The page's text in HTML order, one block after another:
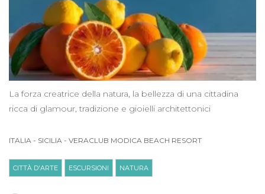
La forza creatrice della natura, la bellezza di una cittadina
ricca di glamour, tradizione e gioielli architettonici
ITALIA - SICILIA - VERACLUB MODICA BEACH RESORT
CITTÀ D'ARTE ESCURSIONI NATURA